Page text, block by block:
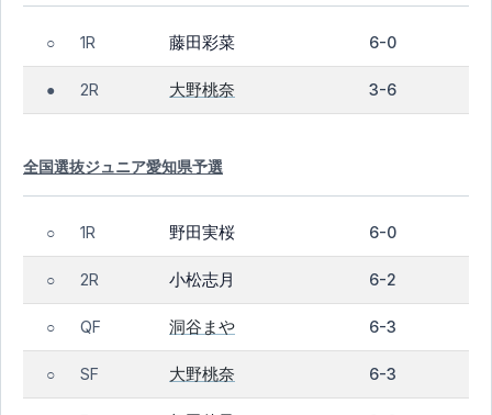
○ 1R 藤田彩菜 6-0
● 2R 大野桃奈 3-6
全国選抜ジュニア愛知県予選
○ 1R 野田実桜 6-0
○ 2R 小松志月 6-2
○ QF 洞谷まや 6-3
○ SF 大野桃奈 6-3